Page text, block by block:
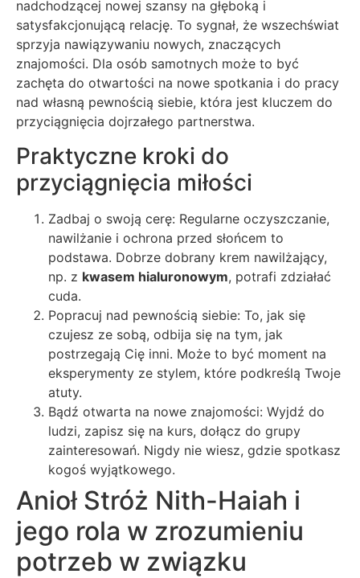
nadchodzącej nowej szansy na głęboką i
satysfakcjonującą relację. To sygnał, że wszechświat
sprzyja nawiązywaniu nowych, znaczących
znajomości. Dla osób samotnych może to być
zachęta do otwartości na nowe spotkania i do pracy
nad własną pewnością siebie, która jest kluczem do
przyciągnięcia dojrzałego partnerstwa.
Praktyczne kroki do
przyciągnięcia miłości
Zadbaj o swoją cerę: Regularne oczyszczanie,
nawilżanie i ochrona przed słońcem to
podstawa. Dobrze dobrany krem nawilżający,
np. z kwasem hialuronowym, potrafi zdziałać
cuda.
Popracuj nad pewnością siebie: To, jak się
czujesz ze sobą, odbija się na tym, jak
postrzegają Cię inni. Może to być moment na
eksperymenty ze stylem, które podkreślą Twoje
atuty.
Bądź otwarta na nowe znajomości: Wyjdź do
ludzi, zapisz się na kurs, dołącz do grupy
zainteresowań. Nigdy nie wiesz, gdzie spotkasz
kogoś wyjątkowego.
Anioł Stróż Nith-Haiah i
jego rola w zrozumieniu
potrzeb w związku